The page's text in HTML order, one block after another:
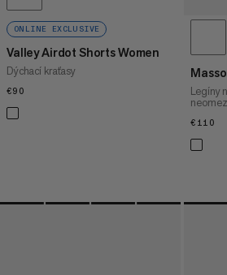
ONLINE EXCLUSIVE
Valley Airdot Shorts Women
Dýchací kraťasy
€90
Legíny
€110